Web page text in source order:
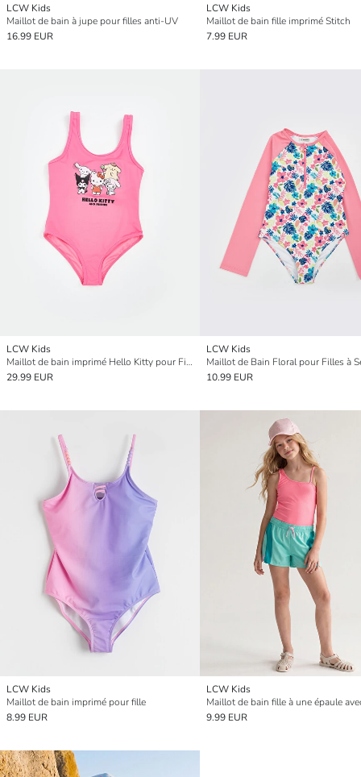
LCW Kids
Maillot de bain à jupe pour filles anti-UV
16.99 EUR
LCW Kids
Maillot de bain fille imprimé Stitch
7.99 EUR
LCW Kids
Maillot de bain imprimé Hello Kitty pour Filles
29.99 EUR
LCW Kids
10.99 EUR
LCW Kids
Maillot de bain imprimé pour fille
8.99 EUR
LCW Kids
9.99 EUR